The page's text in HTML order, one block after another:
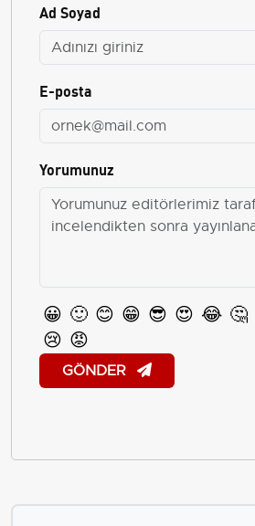
Ad Soyad
E-posta
Yorumunuz
😀 🙂 😊 😁 😎 😍 😂 🤔
😢 😡
GÖNDER